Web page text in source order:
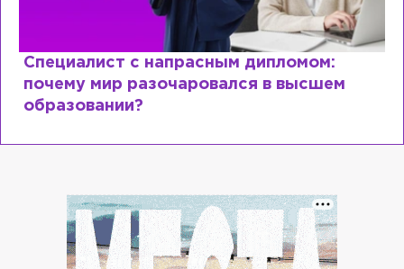
Специалист с напрасным дипломом:
почему мир разочаровался в высшем
образовании?